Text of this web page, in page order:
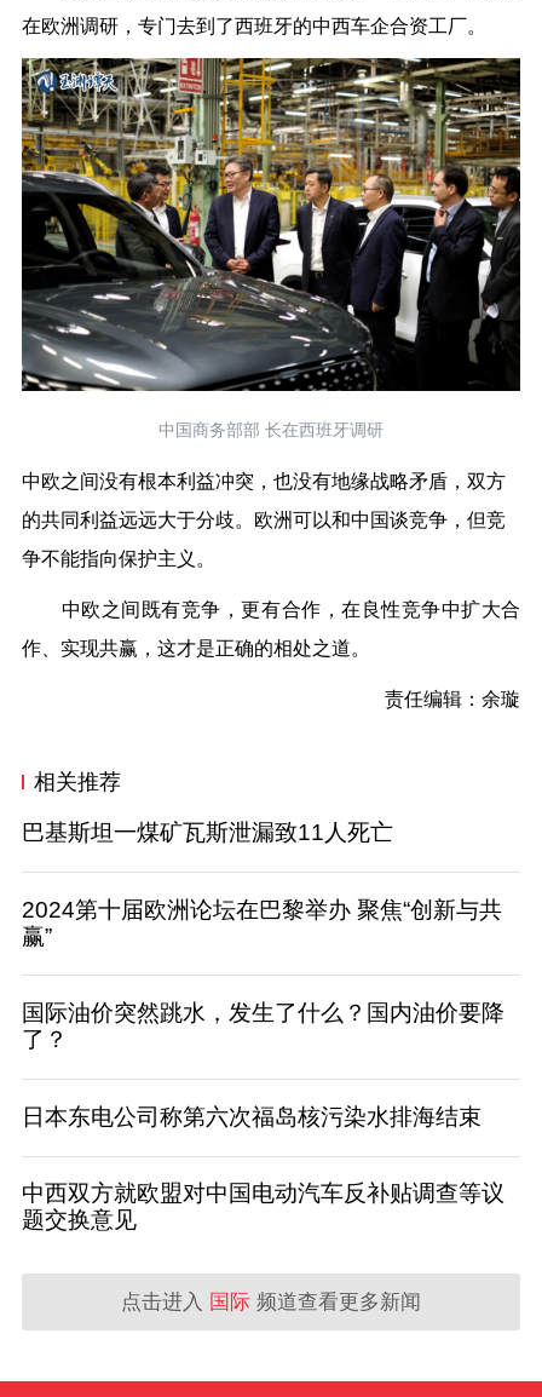
在欧洲调研，专门去到了西班牙的中西车企合资工厂。
中国商务部部 长在西班牙调研
中欧之间没有根本利益冲突，也没有地缘战略矛盾，双方
的共同利益远远大于分歧。欧洲可以和中国谈竞争，但竞
争不能指向保护主义。
中欧之间既有竞争，更有合作，在良性竞争中扩大合
作、实现共赢，这才是正确的相处之道。
责任编辑：余璇
相关推荐
巴基斯坦一煤矿瓦斯泄漏致11人死亡
2024第十届欧洲论坛在巴黎举办 聚焦“创新与共
赢”
国际油价突然跳水，发生了什么？国内油价要降
了？
日本东电公司称第六次福岛核污染水排海结束
中西双方就欧盟对中国电动汽车反补贴调查等议
题交换意见
点击进入 国际 频道查看更多新闻